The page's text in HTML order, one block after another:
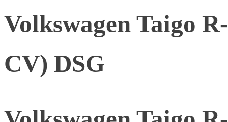
Volkswagen Taigo
CV) DSG